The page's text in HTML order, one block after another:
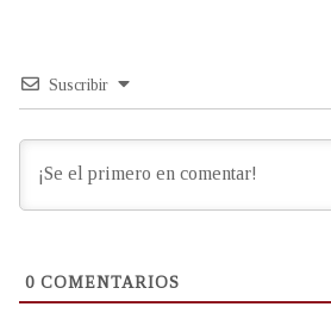
Suscribir
0 COMENTARIOS